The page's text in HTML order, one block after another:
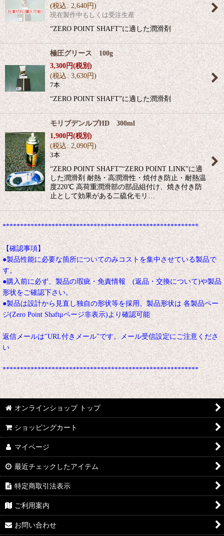
(税込: 2,640円)
現在製作中もしくは受注生産
“ZERO POINT SHAFT”に適した潤滑剤
極圧グリース 100g
3,300円(税別)
(税込: 3,630円)
7本
“ZERO POINT SHAFT”に適した潤滑剤
モリブデンルブHD 300ml
1,900円(税別)
(税込: 2,090円)
3本
“ZERO POINT SHAFT”“ZERO POINT LINK”に適
した潤滑剤 耐熱・高潤滑性・焼付き防止・耐熱温
度220℃ 高荷重潤滑部の部品組付け、焼き付き防
止として効果がある二硫化モリ…
********************************************************
【確認事項】
●製品性能に必要な箇所についてのみコストを集中させている製品で
す。
●購入前に必ず、製品の瑕疵・免責情報 (返品・交換について)や製品
形状をご確認下さい。
●製品は設計から見直し独自の形状等を採用。製品形状は 各製品ペー
ジ(Zero Point Shaftμページ非表示)より確認可能
返信メールは"URL付きメール"です。メール受信設定にご注意くださ
い
********************************************************
オンラインショップ トップ
ショッピングカート
マイページ
最近チェックしたアイテム
特定商取引法表示
ご利用案内
お問い合わせ